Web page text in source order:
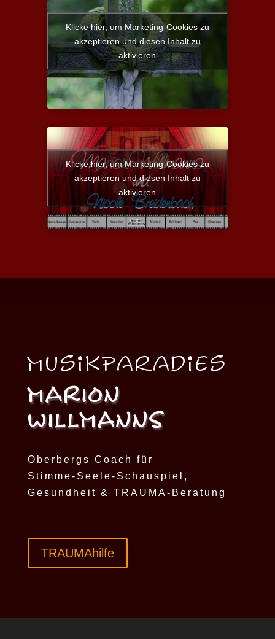
Klicke hier, um Marketing-Cookies zu
akzeptieren und diesen Inhalt zu
aktivieren
Klicke hier, um Marketing-Cookies zu
akzeptieren und diesen Inhalt zu
aktivieren
MusikParadies
MARION
WILLMANNS
Oberbergs Coach für
Stimme-Seele-Schauspiel,
Gesundheit & TRAUMA-Beratung
TRAUMAhilfe